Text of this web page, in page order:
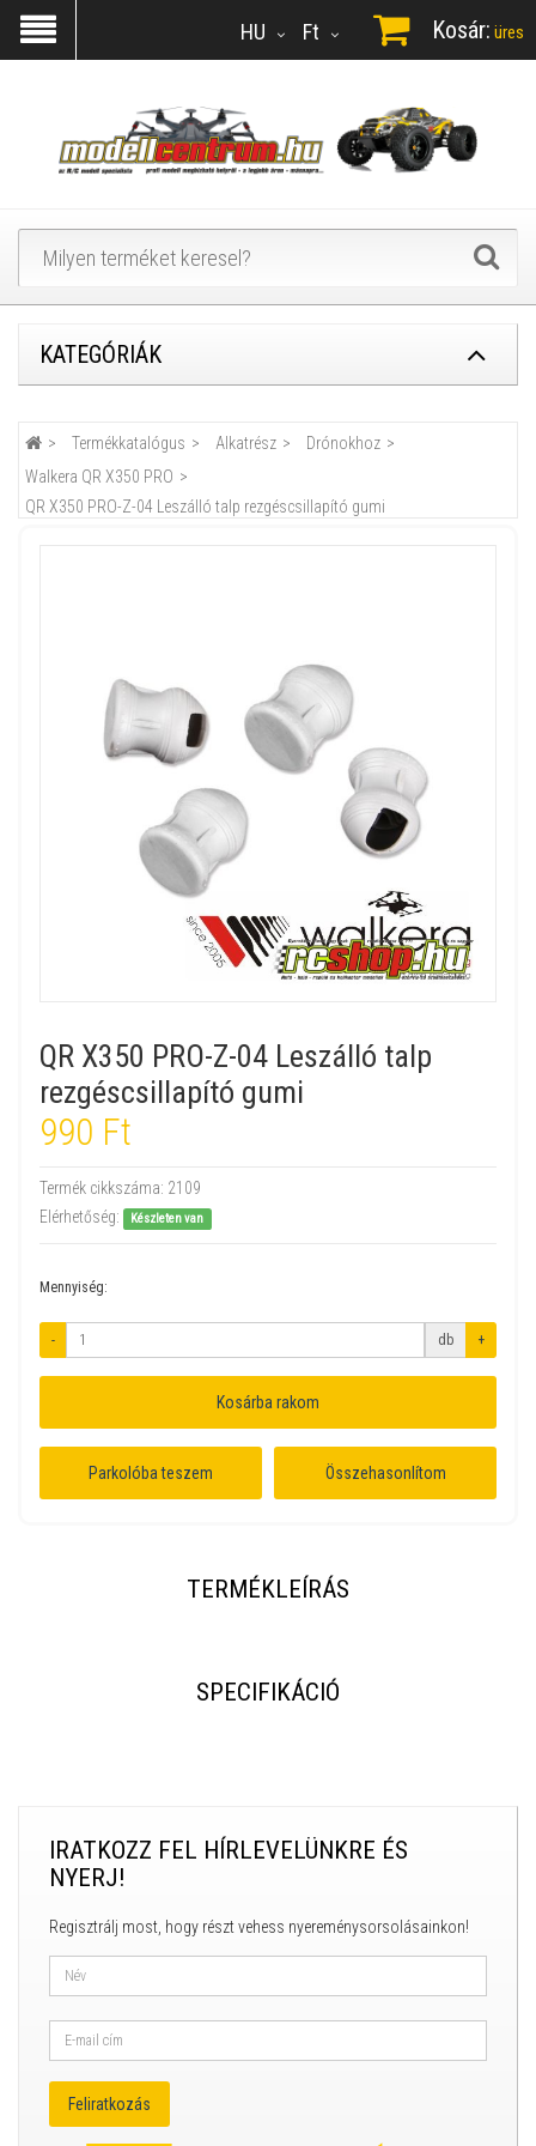
Ft
HU Kosár: üres
KATEGÓRIÁK
Termékkatalógus Alkatrész
Drónokhoz
Walkera QR X350 PRO
QR X350 PRO-Z-04 Leszálló talp rezgéscsillapító gumi
QR X350 PRO-Z-04 Leszálló talp
rezgéscsillapító gumi
990 Ft
Termék cikkszáma: 2109
Elérhetőség:
Készleten van
Mennyiség:
- db +
Kosárba rakom
Parkolóba teszem Összehasonlítom
TERMÉKLEÍRÁS
SPECIFIKÁCIÓ
IRATKOZZ FEL HÍRLEVELÜNKRE ÉS
NYERJ!
Regisztrálj most, hogy részt vehess nyereménysorsolásainkon!